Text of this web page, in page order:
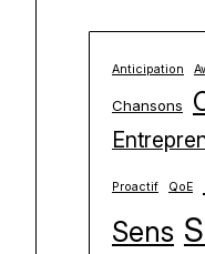
Anticipation
Chansons
Proactif QoE
Sens